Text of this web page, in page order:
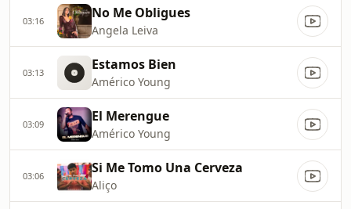
03:16 No Me Obligues
Angela Leiva
03:13 Estamos Bien
Américo Young
03:09 El Merengue
Américo Young
03:06 Si Me Tomo Una Cerveza
Aliço